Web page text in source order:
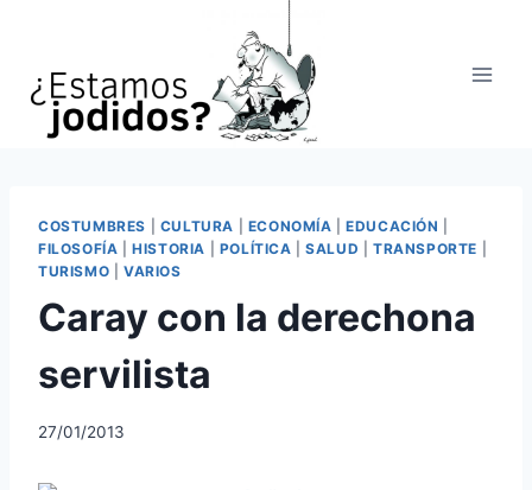
contenido
COSTUMBRES CULTURA ECONOMÍA |EDUCACIÓN
FILOSOFÍA |HISTORIA POLÍTICA |SALUD |TRANSPORTE
TURISMO
VARIOS
Caray con la derechona
servilista
27/01/2013